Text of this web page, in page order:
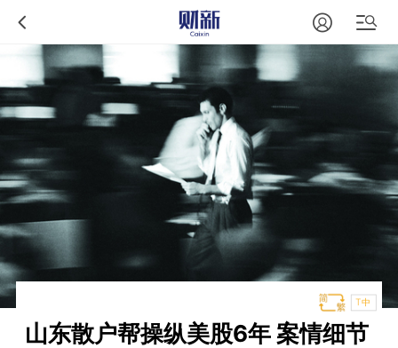
T中
山东散户帮操纵美股6年 案情细节